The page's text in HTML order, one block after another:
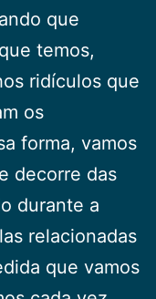
que
temos,
ridículos que
os
forma, vamos
decorre das
durante a
relacionadas
que vamos